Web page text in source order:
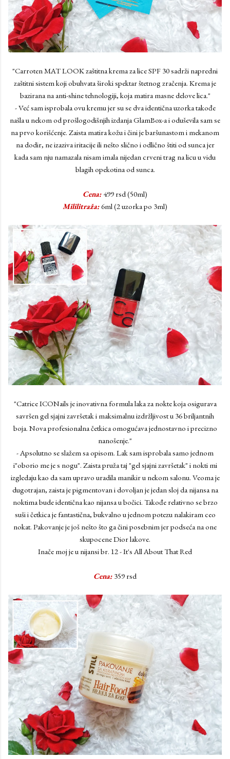
"Carroten MAT LOOK zaštitna krema za lice SPF 30 sadrži napredni
zaštitni sistem koji obuhvata široki spektar štetnog zračenja. Krema je
bazirana na anti-shine tehnologiji, koja matira masne delove lica."
- Već sam isprobala ovu kremu jer su se dva identična uzorka takođe
našla u nekom od prošlogodišnjih izdanja GlamBox-a i oduševila sam se
na prvo korišćenje. Zaista matira kožu i čini je baršunastom i mekanom
na dodir, ne izaziva iritacije ili nešto slično i odlično štiti od sunca jer
kada sam nju namazala nisam imala nijedan crveni trag na licu u vidu
blagih opekotina od sunca.
Cena: 499 rsd (50ml)
Mililitraža:6ml (2 uzorka po 3ml)
"Catrice ICONails je inovativna formula laka za nokte koja osigurava
savršen gel sjajni završetak i maksimalnu izdržljivost u 36 briljantnih
boja. Nova profesionalna četkica omogućava jednostavno i precizno
nanošenje."
- Apsolutno se slažem sa opisom. Lak sam isprobala samo jednom
i"oborio me je s nogu". Zaista pruža taj "gel sjajni završetak" i nokti mi
izgledaju kao da sam upravo uradila manikir u nekom salonu. Veoma je
dugotrajan, zaista je pigmentovan i dovoljan je jedan sloj da nijansa na
noktima bude identična kao nijansa u bočici. Takođe relativno se brzo
suši i četkica je fantastična, bukvalno u jednom potezu nalakiram ceo
nokat. Pakovanje je još nešto što ga čini posebnim jer podseća na one
skupocene Dior lakove.
Inače moj je u nijansi br. 12 - It's All About That Red
Cena: 359 rsd